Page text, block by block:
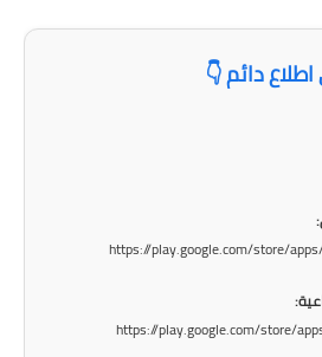
المرحلة الاعدادية
مواضيع انشاء
دائم 👇
https://play.google.com/store/
https://play.google.com/store/